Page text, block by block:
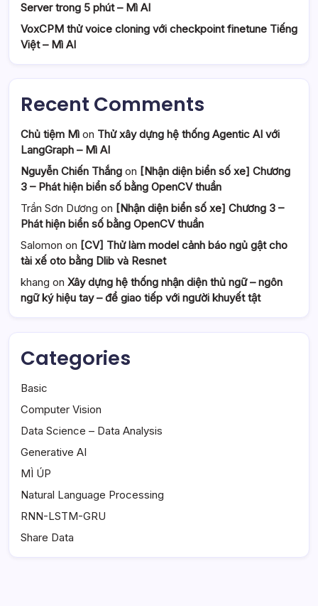
Server trong 5 phút – Mì AI
VoxCPM thử voice cloning với checkpoint finetune Tiếng
Việt – Mì AI
Recent Comments
Chủ tiệm Mì on Thử xây dựng hệ thống Agentic AI với
LangGraph – Mì AI
Nguyễn Chiến Thắng on [Nhận diện biển số xe] Chương
3 – Phát hiện biển số bằng OpenCV thuần
Trần Sơn Dương on [Nhận diện biển số xe] Chương 3 –
Phát hiện biển số bằng OpenCV thuần
Salomon on [CV] Thử làm model cảnh báo ngủ gật cho
tài xế oto bằng Dlib và Resnet
khang on Xây dựng hệ thống nhận diện thủ ngữ – ngôn
ngữ ký hiệu tay – để giao tiếp với người khuyết tật
Categories
Basic
Computer Vision
Data Science – Data Analysis
Generative AI
MÌ ÚP
Natural Language Processing
RNN-LSTM-GRU
Share Data